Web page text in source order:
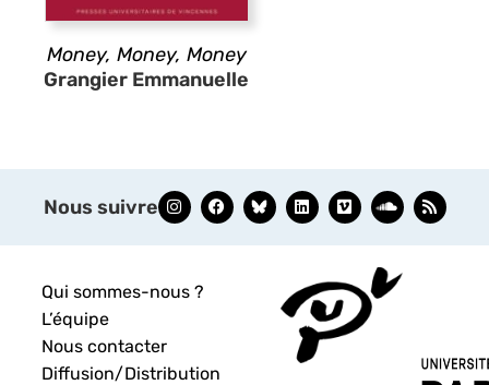
Money, Money, Money
Grangier Emmanuelle
Nous suivre
Qui sommes-nous ?
L’équipe
Nous contacter
Diffusion/Distribution